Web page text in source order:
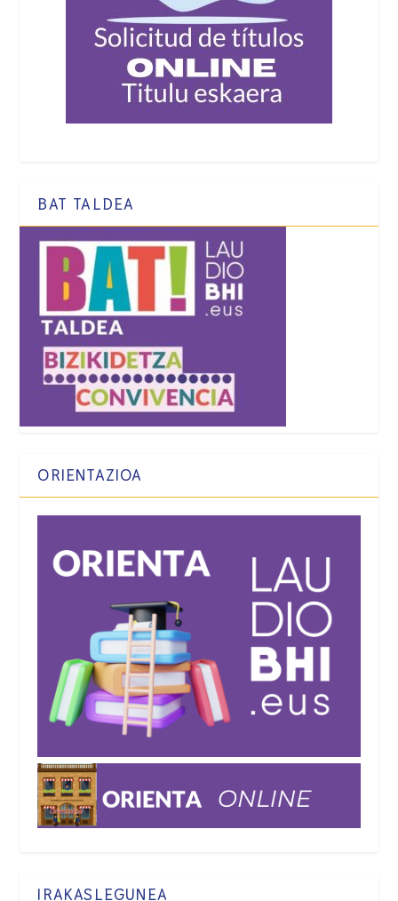
BAT TALDEA
ORIENTAZIOA
IRAKASLEGUNEA